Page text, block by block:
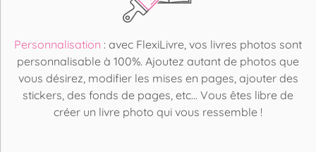
Personnalisation : avec FlexiLivre, vos livres photos sont
personnalisable à 100%. Ajoutez autant de photos que
vous désirez, modifier les mises en pages, ajouter des
stickers, des fonds de pages, etc... Vous êtes libre de
créer un livre photo qui vous ressemble !